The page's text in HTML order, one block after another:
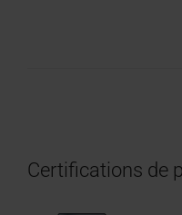
Certifications de